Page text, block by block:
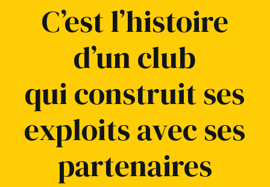
C’est l’histoire
d’un club
qui construit ses
exploits avec ses
partenaires